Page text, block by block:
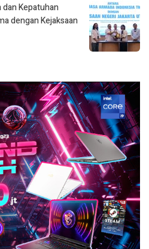
Kepatuhan
dengan Kejaksaan